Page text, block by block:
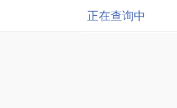
正在查询中